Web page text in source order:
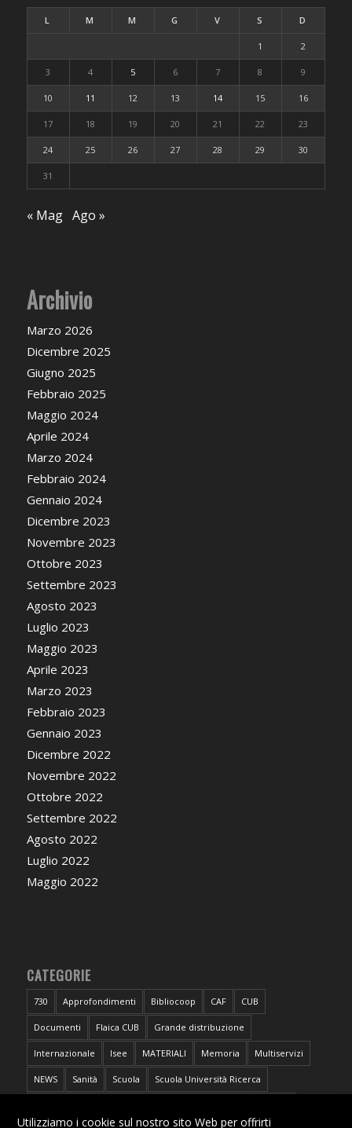
L M M G V S D
1 2
3 4 5 6 7 8 9
10 11 12 13 14 15 16
17 18 19 20 21 22 23
24 25 26 27 28 29 30
31
« Mag Ago »
Archivio
Marzo 2026
Dicembre 2025
Giugno 2025
Febbraio 2025
Maggio 2024
Aprile 2024
Marzo 2024
Febbraio 2024
Gennaio 2024
Dicembre 2023
Novembre 2023
Ottobre 2023
Settembre 2023
Agosto 2023
Luglio 2023
Maggio 2023
Aprile 2023
Marzo 2023
Febbraio 2023
Gennaio 2023
Dicembre 2022
Novembre 2022
Ottobre 2022
Settembre 2022
Agosto 2022
Luglio 2022
Maggio 2022
CATEGORIE
730 Approfondimenti Bibliocoop CAF CUB
Documenti Flaica CUB Grande distribuzione
Internazionale Isee MATERIALI Memoria Multiservizi
NEWS Sanità Scuola Scuola Università Ricerca
Utilizziamo i cookie sul nostro sito Web per offrirti